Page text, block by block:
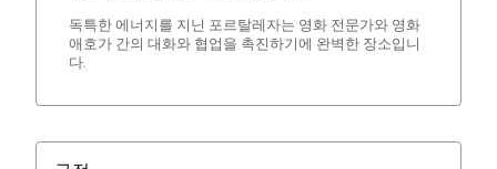
독특한 에너지를 지닌 포르탈레자는 영화 전문가와 영화
애호가 간의 대화와 협업을 촉진하기에 완벽한 장소입니
다.